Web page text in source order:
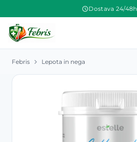
Dostava 24/48h
Febris Lepota in nega